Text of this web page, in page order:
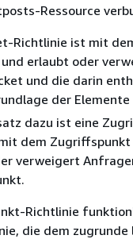
Ressource
Richtlinie ist mit
erlaubt oder
und die darin
der
dazu ist eine
dem Zugriffspunkt
verweigert
Richtlinie
die dem zugrunde